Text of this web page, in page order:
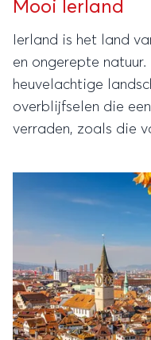
Mooi Ierland
Ierland is het land
en ongerepte
heuvelachtige
overblijfselen die
verraden, zoals die
Ierland leren kennen.